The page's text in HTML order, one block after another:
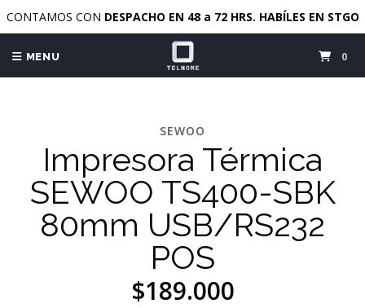
CONTAMOS CON DESPACHO EN 48 a 72 HRS. HABÍLES EN STGO
MENU 0
SEWOO
Impresora Térmica
SEWOO TS400-SBK
80mm USB/RS232
POS
$189.000